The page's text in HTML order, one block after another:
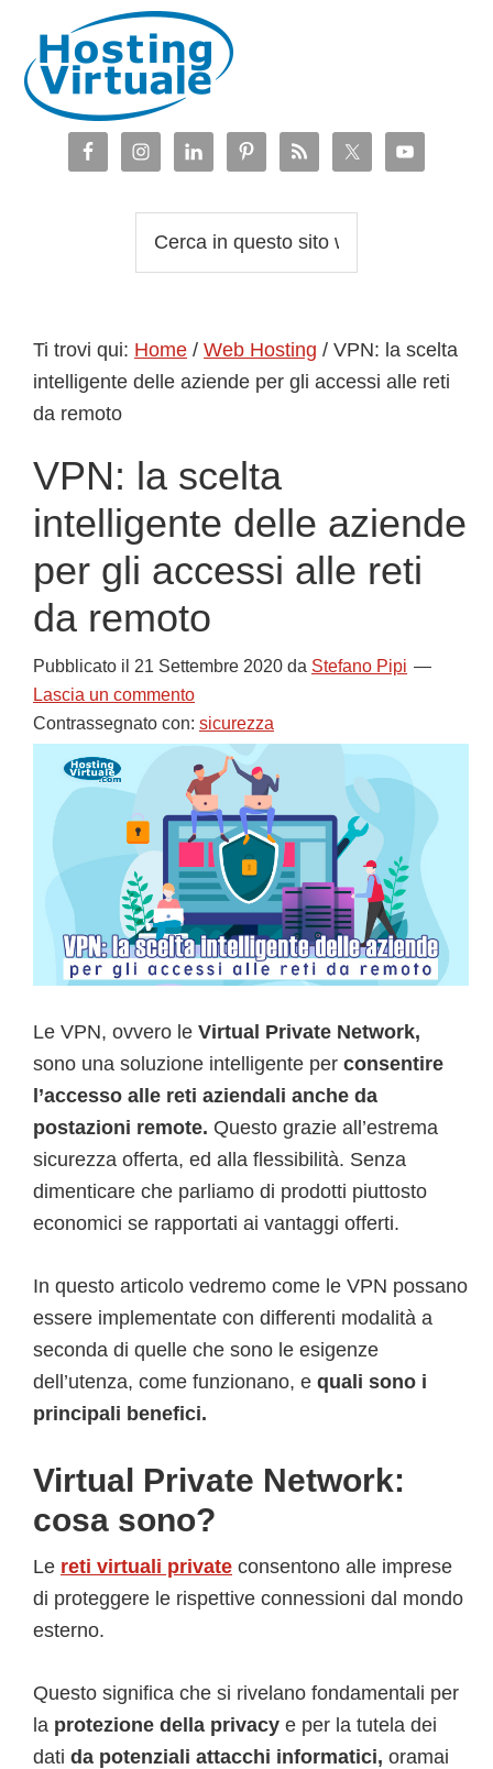
navigazione
primaria
contenuto
principale
barra
laterale
piè
web
Ti trovi qui: Home / Web Hosting / VPN: la scelta
intelligente delle aziende per gli accessi alle reti
da remoto
VPN: la scelta
intelligente delle aziende
per gli accessi alle reti
da remoto
Pubblicato il 21 Settembre 2020 da Stefano Pipi
Lascia un commento
Contrassegnato con: sicurezza
Le VPN, ovvero le Virtual Private Network,
sono una soluzione intelligente per consentire
l’accesso alle reti aziendali anche da
postazioni remote. Questo grazie all’estrema
sicurezza offerta, ed alla flessibilità. Senza
dimenticare che parliamo di prodotti piuttosto
economici se rapportati ai vantaggi offerti.
In questo articolo vedremo come le VPN possano
essere implementate con differenti modalità a
seconda di quelle che sono le esigenze
dell’utenza, come funzionano, e quali sono i
principali benefici.
Virtual Private Network:
cosa sono?
Le reti virtuali private consentono alle imprese
di proteggere le rispettive connessioni dal mondo
esterno.
Questo significa che si rivelano fondamentali per
la protezione della privacy e per la tutela dei
dati da potenziali attacchi informatici, oramai